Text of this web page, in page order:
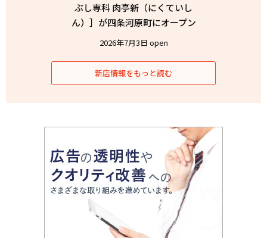
ぶし専科 肉亭新（にくていし
ん）］が四条河原町にオープン
2026年7月3日 open
新店情報をもっと読む